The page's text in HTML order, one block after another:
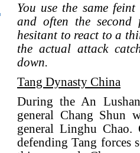
You use the same
and often the
hesitant to react to a
the actual attack
down.
Tang Dynasty China
During the An
general Chang Shun
general Linghu Chao.
defending Tang forces